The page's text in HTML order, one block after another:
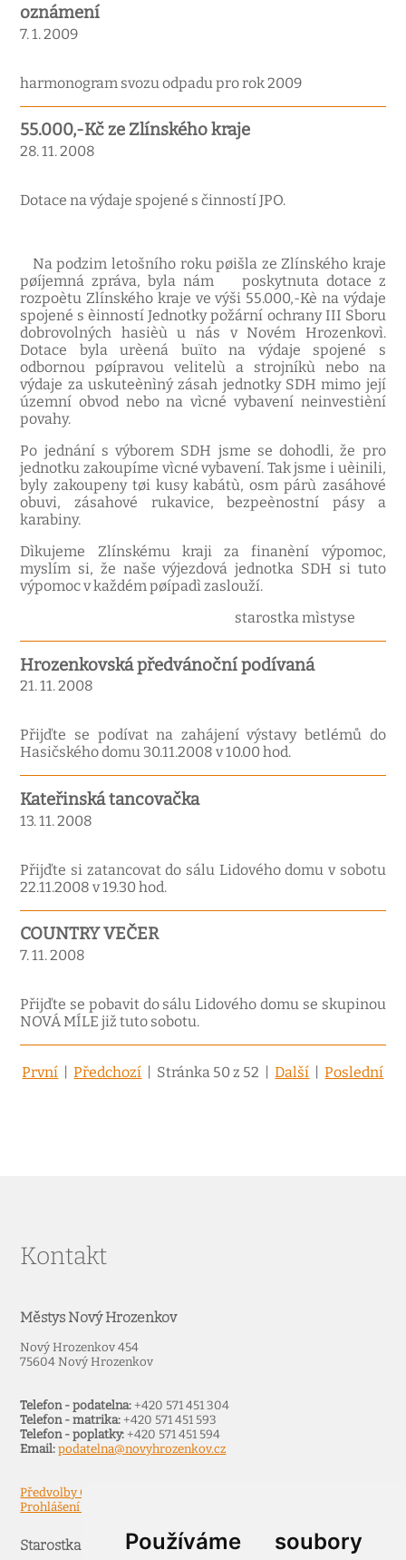
Používáme soubory
oznámení
7. 1. 2009
harmonogram svozu odpadu pro rok 2009
55.000,-Kč ze Zlínského kraje
28. 11. 2008
Dotace na výdaje spojené s činností JPO.
Na podzim letošního roku pøišla ze Zlínského kraje
pøíjemná zpráva, byla nám poskytnuta dotace z
rozpoètu Zlínského kraje ve výši 55.000,-Kè na výdaje
spojené s èinností Jednotky požární ochrany III Sboru
dobrovolných hasièù u nás v Novém Hrozenkovì.
Dotace byla urèená buïto na výdaje spojené s
odbornou pøípravou velitelù a strojníkù nebo na
výdaje za uskuteènìný zásah jednotky SDH mimo její
územní obvod nebo na vìcné vybavení neinvestièní
povahy.
Po jednání s výborem SDH jsme se dohodli, že pro
jednotku zakoupíme vìcné vybavení. Tak jsme i uèinili,
byly zakoupeny tøi kusy kabátù, osm párù zasáhové
obuvi, zásahové rukavice, bezpeènostní pásy a
karabiny.
Dìkujeme Zlínskému kraji za finanèní výpomoc,
myslím si, že naše výjezdová jednotka SDH si tuto
výpomoc v každém pøípadì zaslouží.
starostka mìstyse
Hrozenkovská předvánoční podívaná
21. 11. 2008
Přijďte se podívat na zahájení výstavy betlémů do
Hasičského domu 30.11.2008 v 10.00 hod.
Kateřinská tancovačka
13. 11. 2008
Přijďte si zatancovat do sálu Lidového domu v sobotu
22.11.2008 v 19.30 hod.
COUNTRY VEČER
7. 11. 2008
Přijďte se pobavit do sálu Lidového domu se skupinou
NOVÁ MÍLE již tuto sobotu.
První |Předchozí | Stránka 50 z 52 |Další |Poslední
Kontakt
Městys Nový Hrozenkov
Nový Hrozenkov 454
75604 Nový Hrozenkov
Telefon - podatelna:+420 571 451 304
Telefon - matrika:+420 571 451 593
Telefon - poplatky:+420 571 451 594
Email: podatelna@novyhrozenkov.cz
Předvolby Cookies
Prohlášení o přístupnosti
Starostka